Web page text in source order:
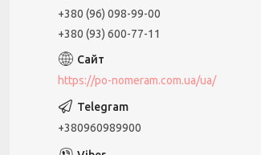
+380 (96) 098-99-00
+380 (93) 600-77-11
https://po-nomeram.com.ua/ua/
+380960989900